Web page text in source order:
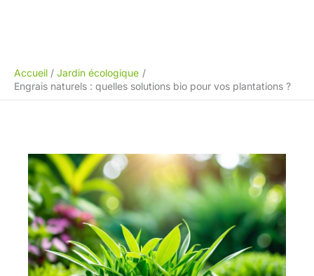
Accueil
Jardin écologique
Engrais naturels : quelles solutions bio pour vos plantations ?